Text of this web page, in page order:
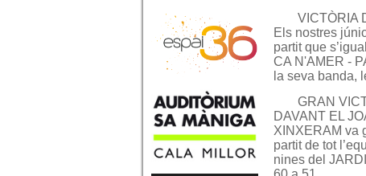
VICTÒRIA
Els nostres
partit que
CA N'AMER -
la seva banda,
GRAN
DAVANT EL
XINXERAM va
partit de tot
nines del